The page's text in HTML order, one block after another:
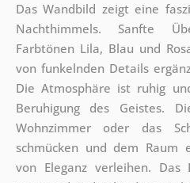
Das Wandbild zeigt eine
Nachthimmels. Sanfte
Farbtönen Lila, Blau und
von funkelnden Details
Die Atmosphäre ist ruhig
Beruhigung des Geistes.
Wohnzimmer oder das
schmücken und dem Raum
von Eleganz verleihen.